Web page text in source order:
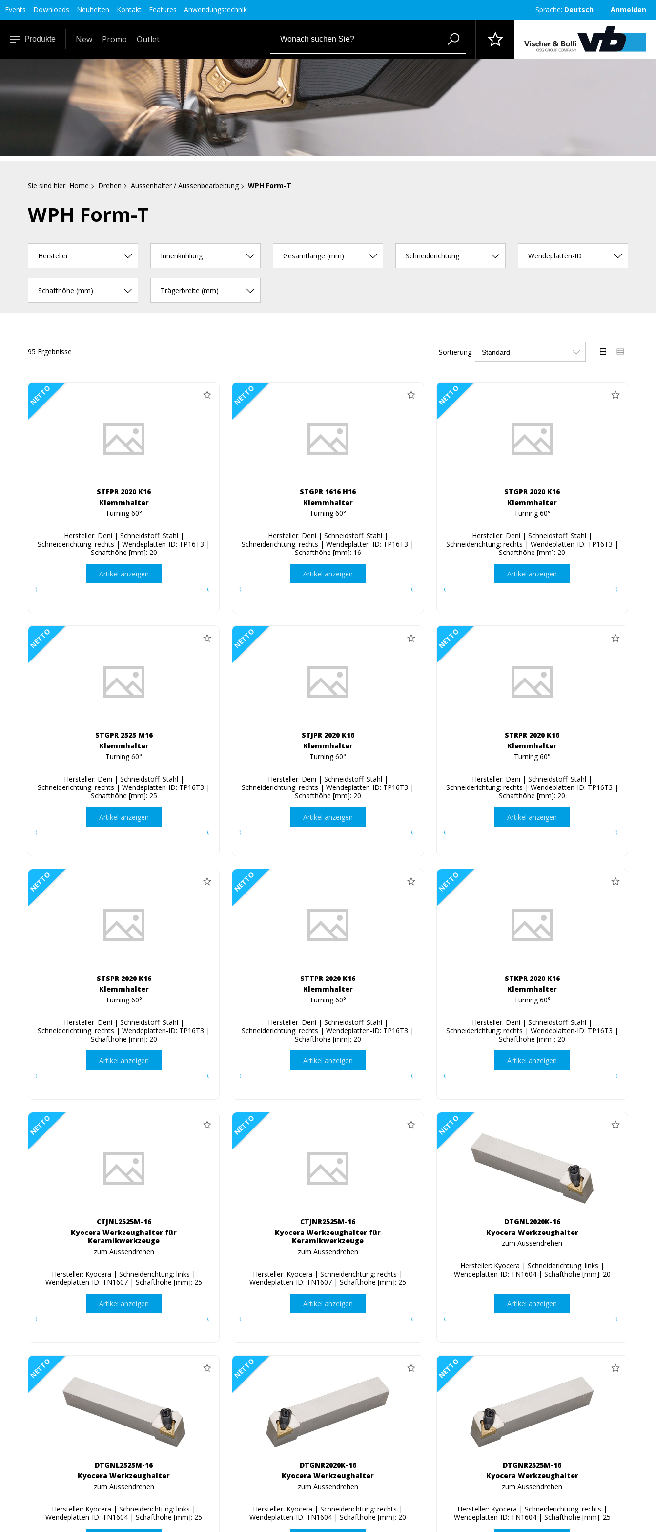
Events Downloads Neuheiten Kontakt Features Anwendungstechnik Sprache: Deutsch Anmelden
Produkte New Promo Outlet
Sie sind hier: Home Drehen Aussenhalter / Aussenbearbeitung WPH Form-T
WPH Form-T
Hersteller Innenkühlung Gesamtlänge (mm) Schneiderichtung Wendeplatten-ID
Schafthöhe (mm) Trägerbreite (mm)
95 Ergebnisse Sortierung:
NETTO
STFPR 2020 K16
Klemmhalter
Turning 60°
Hersteller: Deni | Schneidstoff: Stahl |
Schneiderichtung: rechts | Wendeplatten-ID: TP16T3 |
Schafthöhe [mm]: 20
Artikel anzeigen
NETTO
STGPR 1616 H16
Klemmhalter
Turning 60°
Hersteller: Deni | Schneidstoff: Stahl |
Schneiderichtung: rechts | Wendeplatten-ID: TP16T3 |
Schafthöhe [mm]: 16
Artikel anzeigen
NETTO
STGPR 2020 K16
Klemmhalter
Turning 60°
Hersteller: Deni | Schneidstoff: Stahl |
Schneiderichtung: rechts | Wendeplatten-ID: TP16T3 |
Schafthöhe [mm]: 20
Artikel anzeigen
NETTO
STGPR 2525 M16
Klemmhalter
Turning 60°
Hersteller: Deni | Schneidstoff: Stahl |
Schneiderichtung: rechts | Wendeplatten-ID: TP16T3 |
Schafthöhe [mm]: 25
Artikel anzeigen
NETTO
STJPR 2020 K16
Klemmhalter
Turning 60°
Hersteller: Deni | Schneidstoff: Stahl |
Schneiderichtung: rechts | Wendeplatten-ID: TP16T3 |
Schafthöhe [mm]: 20
Artikel anzeigen
NETTO
STRPR 2020 K16
Klemmhalter
Turning 60°
Hersteller: Deni | Schneidstoff: Stahl |
Schneiderichtung: rechts | Wendeplatten-ID: TP16T3 |
Schafthöhe [mm]: 20
Artikel anzeigen
NETTO
STSPR 2020 K16
Klemmhalter
Turning 60°
Hersteller: Deni | Schneidstoff: Stahl |
Schneiderichtung: rechts | Wendeplatten-ID: TP16T3 |
Schafthöhe [mm]: 20
Artikel anzeigen
NETTO
STTPR 2020 K16
Klemmhalter
Turning 60°
Hersteller: Deni | Schneidstoff: Stahl |
Schneiderichtung: rechts | Wendeplatten-ID: TP16T3 |
Schafthöhe [mm]: 20
Artikel anzeigen
NETTO
STKPR 2020 K16
Klemmhalter
Turning 60°
Hersteller: Deni | Schneidstoff: Stahl |
Schneiderichtung: rechts | Wendeplatten-ID: TP16T3 |
Schafthöhe [mm]: 20
Artikel anzeigen
NETTO
CTJNL2525M-16
Kyocera Werkzeughalter für
Keramikwerkzeuge
zum Aussendrehen
Hersteller: Kyocera | Schneiderichtung: links |
Wendeplatten-ID: TN1607 | Schafthöhe [mm]: 25
Artikel anzeigen
NETTO
CTJNR2525M-16
Kyocera Werkzeughalter für
Keramikwerkzeuge
zum Aussendrehen
Hersteller: Kyocera | Schneiderichtung: rechts |
Wendeplatten-ID: TN1607 | Schafthöhe [mm]: 25
Artikel anzeigen
NETTO
DTGNL2020K-16
Kyocera Werkzeughalter
zum Aussendrehen
Hersteller: Kyocera | Schneiderichtung: links |
Wendeplatten-ID: TN1604 | Schafthöhe [mm]: 20
Artikel anzeigen
NETTO
DTGNL2525M-16
Kyocera Werkzeughalter
zum Aussendrehen
Hersteller: Kyocera | Schneiderichtung: links |
Wendeplatten-ID: TN1604 | Schafthöhe [mm]: 25
NETTO
DTGNR2020K-16
Kyocera Werkzeughalter
zum Aussendrehen
Hersteller: Kyocera | Schneiderichtung: rechts |
Wendeplatten-ID: TN1604 | Schafthöhe [mm]: 20
NETTO
DTGNR2525M-16
Kyocera Werkzeughalter
zum Aussendrehen
Hersteller: Kyocera | Schneiderichtung: rechts |
Wendeplatten-ID: TN1604 | Schafthöhe [mm]: 25